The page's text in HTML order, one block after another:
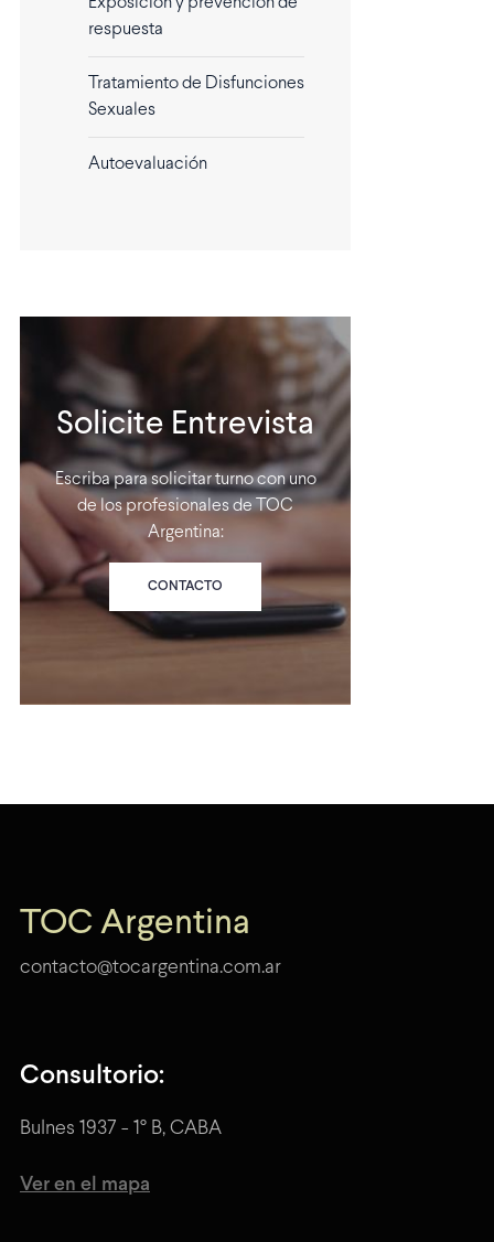
respuesta
Tratamiento de Disfunciones
Sexuales
Autoevaluación
Solicite Entrevista
Escriba para solicitar turno con uno
de los profesionales de TOC
Argentina:
CONTACTO
TOC Argentina
contacto@tocargentina.com.ar
Consultorio:
Bulnes 1937 - 1° B, CABA
Ver en el mapa